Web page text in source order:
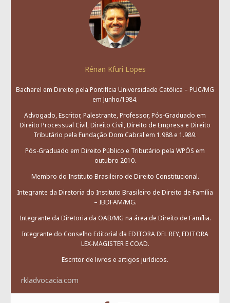
Rénan Kfuri Lopes
Bacharel em Direito pela Pontifícia Universidade Católica – PUC/MG
em Junho/1984.
Advogado, Escritor, Palestrante, Professor, Pós-Graduado em
Direito Processual Civil, Direito Civil, Direito de Empresa e Direito
Tributário pela Fundação Dom Cabral em 1.988 e 1.989.
Pós-Graduado em Direito Público e Tributário pela WPÓS em
outubro 2010.
Membro do Instituto Brasileiro de Direito Constitucional.
Integrante da Diretoria do Instituto Brasileiro de Direito de Família
– IBDFAM/MG.
Integrante da Diretoria da OAB/MG na área de Direito de Família.
Integrante do Conselho Editorial da EDITORA DEL REY, EDITORA
LEX-MAGISTER E COAD.
Escritor de livros e artigos jurídicos.
rkladvocacia.com